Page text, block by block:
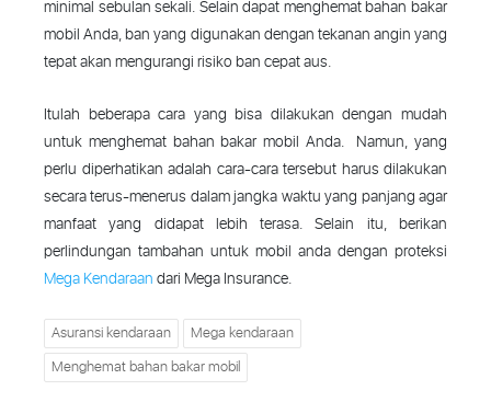
minimal sebulan sekali. Selain dapat menghemat bahan bakar
mobil Anda, ban yang digunakan dengan tekanan angin yang
tepat akan mengurangi risiko ban cepat aus.
Itulah beberapa cara yang bisa dilakukan dengan mudah
untuk menghemat bahan bakar mobil Anda. Namun, yang
perlu diperhatikan adalah cara-cara tersebut harus dilakukan
secara terus-menerus dalam jangka waktu yang panjang agar
manfaat yang didapat lebih terasa. Selain itu, berikan
perlindungan tambahan untuk mobil anda dengan proteksi
Mega Kendaraan dari Mega Insurance.
Asuransi kendaraan
Mega kendaraan
Menghemat bahan bakar mobil